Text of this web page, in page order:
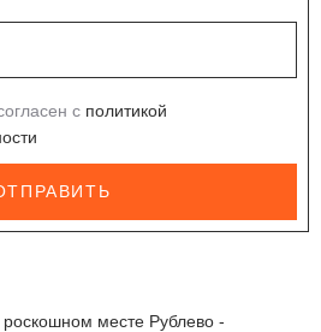
месте Рублево -
с политикой